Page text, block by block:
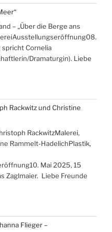
– „Über die Berge ans
spricht Cornelia
Dramaturgin). Liebe
Rackwitz und Christine
RackwitzMalerei,
Rammelt-HadelichPlastik,
Mai 2025, 15
Zaglmaier. Liebe Freunde
Flieger –